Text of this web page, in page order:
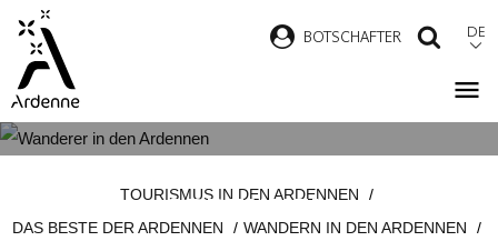
Direkt
zum
Inhalt
BOTSCHAFTER DE
ARDENNEN
TOURISMUS IN DEN ARDENNEN
DAS BESTE DER ARDENNEN
WANDERN IN DEN ARDENNEN